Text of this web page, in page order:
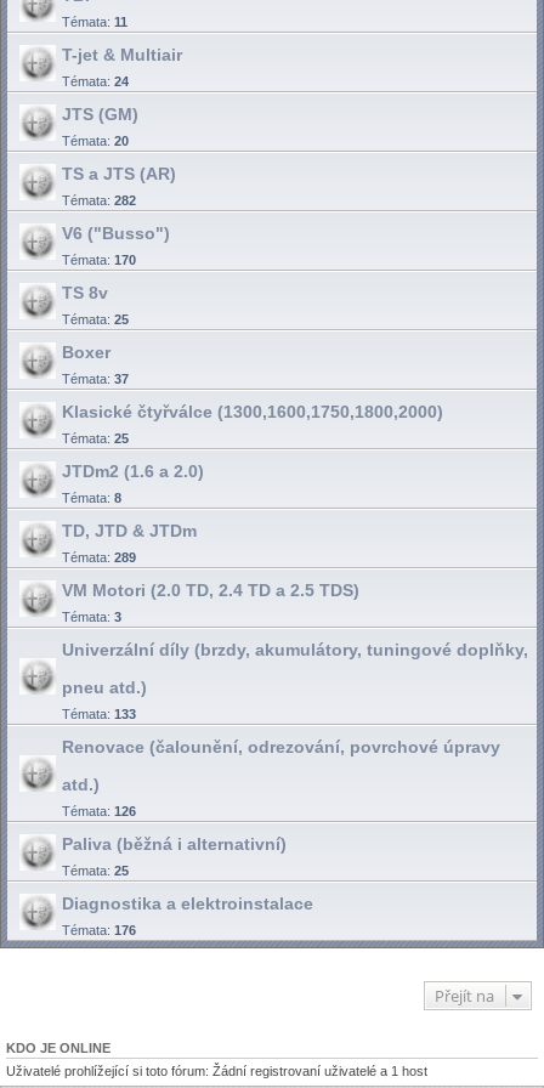
Témata: 11
T-jet & Multiair
Témata: 24
JTS (GM)
Témata: 20
TS a JTS (AR)
Témata: 282
V6 ("Busso")
Témata: 170
TS 8v
Témata: 25
Boxer
Témata: 37
Klasické čtyřválce (1300,1600,1750,1800,2000)
Témata: 25
JTDm2 (1.6 a 2.0)
Témata: 8
TD, JTD & JTDm
Témata: 289
VM Motori (2.0 TD, 2.4 TD a 2.5 TDS)
Témata: 3
Univerzální díly (brzdy, akumulátory, tuningové doplňky,
pneu atd.)
Témata: 133
Renovace (čalounění, odrezování, povrchové úpravy
atd.)
Témata: 126
Paliva (běžná i alternativní)
Témata: 25
Diagnostika a elektroinstalace
Témata: 176
Přejít na
KDO JE ONLINE
Uživatelé prohlížející si toto fórum: Žádní registrovaní uživatelé a 1 host